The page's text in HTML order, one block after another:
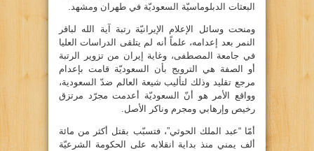
البعثات الدبلوماسيّة السعوديّة في طهران ومشهد.
ومنحت وسائل الإعلام الإيرانيّة رتبة آية الله لباقر
النمر بعد إعدامه، علماً أنه لم يتلقى الدراسات العليا
في جامعة المصطفى، وغاية إيران من تزوير الرتبة
أو الصفة هي الترويج بأن السعوديّة قامت بإعدام
مرجع تقليد وذلك لتأليب شيعة العالم ضدّ السعودية،
وواقع الأمر هو أنّ السعوديّة أعدمت مجرّد مرتزق
رخيص وإرهابي ومجرم وناكر الأصل.
أمّا “عبد الملك الحوثي”، فتسبّب بقتل أكثر من مائة
ألف يمني منذ بداية انقلابه على الحكومة الشرعيّة